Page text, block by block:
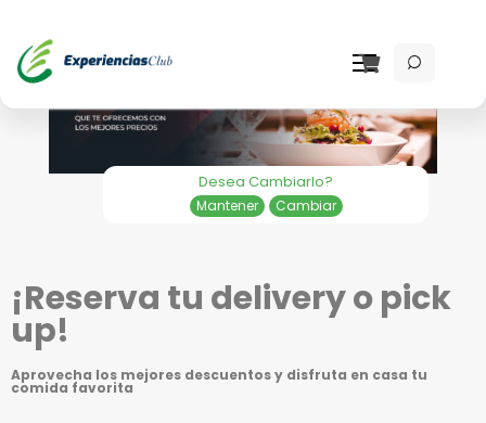
Desea Cambiarlo?
Mantener Cambiar
¡Reserva tu delivery o pick
up!
Aprovecha los mejores descuentos y disfruta en casa tu
comida favorita